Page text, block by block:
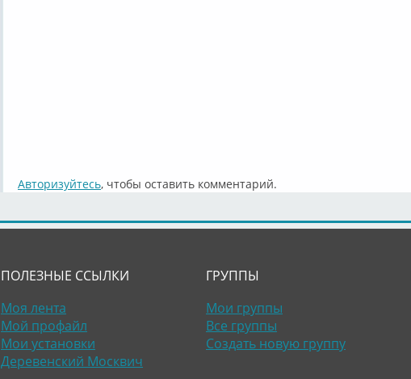
Авторизуйтесь, чтобы оставить комментарий.
ПОЛЕЗНЫЕ ССЫЛКИ
Моя лента
Мой профайл
Мои установки
Деревенский Москвич
ГРУППЫ
Мои группы
Все группы
Создать новую группу